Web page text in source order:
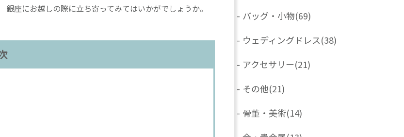
座にお越しの際に立ち寄ってみてはいかがでしょうか。
- バッグ・小物(69)
- ウェディングドレス(38)
- アクセサリー(21)
- その他(21)
- 骨董・美術(14)